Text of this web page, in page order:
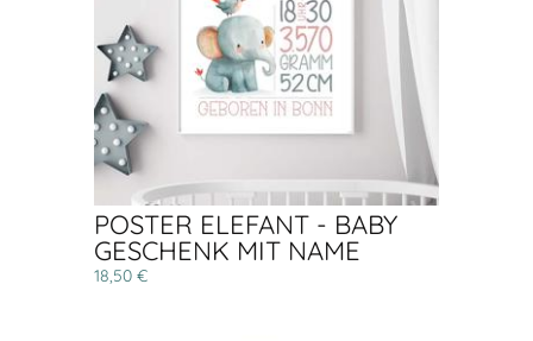
POSTER ELEFANT - BABY
GESCHENK MIT NAME
18,50 €